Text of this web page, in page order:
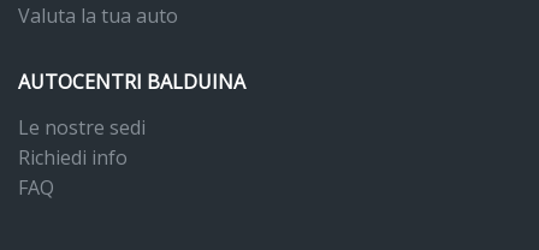
Valuta la tua auto
AUTOCENTRI BALDUINA
Le nostre sedi
Richiedi info
FAQ